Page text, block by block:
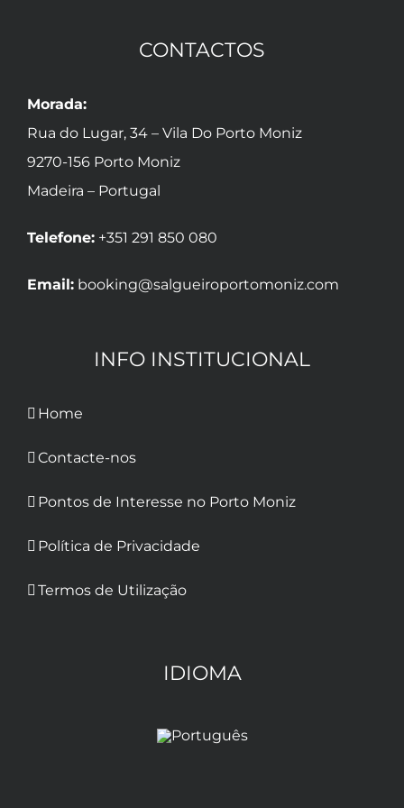
CONTACTOS
Morada:
Rua do Lugar, 34 – Vila Do Porto Moniz
9270-156 Porto Moniz
Madeira – Portugal
Telefone: +351 291 850 080
Email: booking@salgueiroportomoniz.com
INFO INSTITUCIONAL
Home
Contacte-nos
Pontos de Interesse no Porto Moniz
Política de Privacidade
Termos de Utilização
IDIOMA